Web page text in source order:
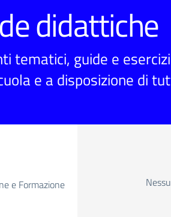
didattiche
tematici, guide e
e a disposizione di
e Formazione